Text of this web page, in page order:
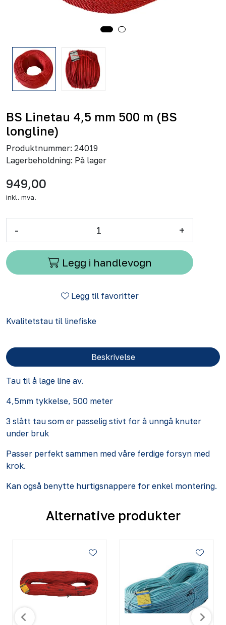
BS Linetau 4,5 mm 500 m (BS
longline)
Produktnummer: 24019
Lagerbeholdning: På lager
949,00
inkl. mva.
- +
Legg i handlevogn
Legg til favoritter
Kvalitetstau til linefiske
Beskrivelse
Tau til å lage line av.
4,5mm tykkelse, 500 meter
3 slått tau som er passelig stivt for å unngå knuter
under bruk
Passer perfekt sammen med våre ferdige forsyn med
krok.
Kan også benytte hurtigsnappere for enkel montering.
Alternative produkter